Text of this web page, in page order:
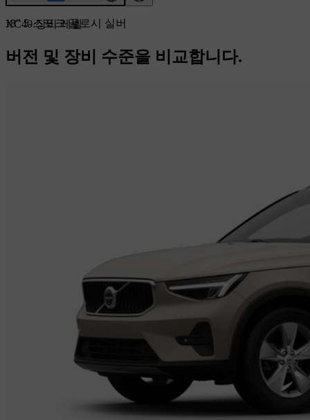
18" 5-스포크 글로시 실버
XC40 장비 레벨
버전 및 장비 수준을 비교합니다.